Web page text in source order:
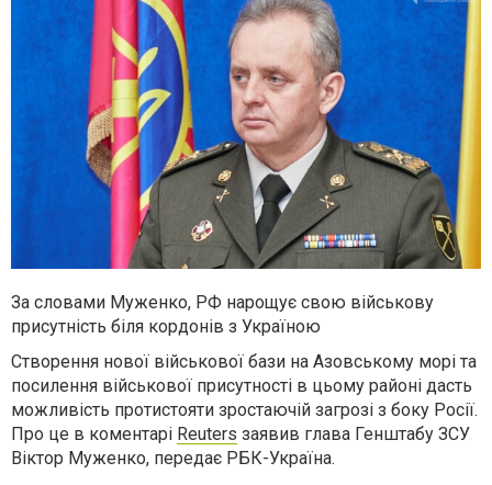
За словами Муженко, РФ нарощує свою військову
присутність біля кордонів з Україною
Створення нової військової бази на Азовському морі та
посилення військової присутності в цьому районі дасть
можливість протистояти зростаючій загрозі з боку Росії.
Про це в коментарі Reuters заявив глава Генштабу ЗСУ
Віктор Муженко, передає РБК-Україна.